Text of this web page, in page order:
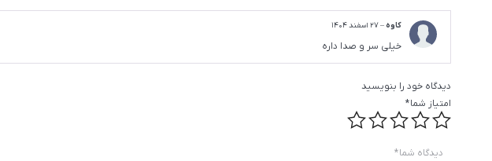
کاوه–27 اسفند 1404
خیلی سر و صدا داره
دیدگاه خود را بنویسید
امتیاز شما*
دیدگاه شما*